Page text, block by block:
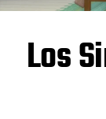
Los